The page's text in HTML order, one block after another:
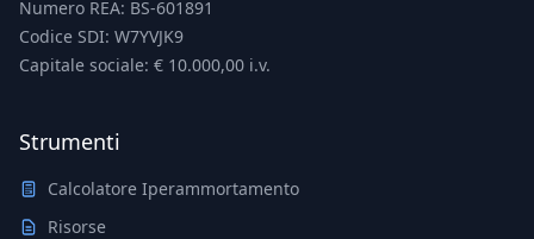
Numero REA: BS-601891
Codice SDI: W7YVJK9
Capitale sociale: € 10.000,00 i.v.
Strumenti
Calcolatore Iperammortamento
Risorse